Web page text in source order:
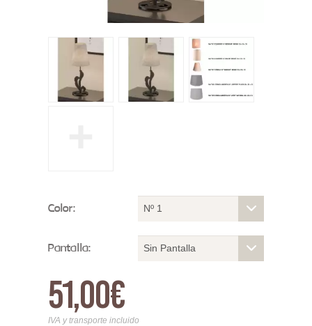
Color: Nº 1
Pantalla: Sin Pantalla
51,00€
IVA y transporte incluido